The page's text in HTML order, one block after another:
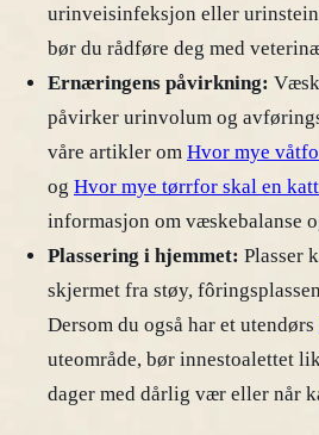
urinveisinfeksjon eller
bør du rådføre deg med
Ernæringens påvirkning:
påvirker urinvolum og
våre artikler om Hvor mye
og Hvor mye tørrfor skal en
informasjon om væskebalanse
Plassering i hjemmet: Plasser
skjermet fra støy,
Dersom du også har et utendørs
uteområde, bør innestoalettet
dager med dårlig vær eller når